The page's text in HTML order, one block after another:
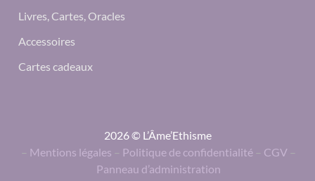
Livres, Cartes, Oracles
Accessoires
Cartes cadeaux
2026 © L’Âme’Ethisme
– Mentions légales – Politique de confidentialité – CGV –
Panneau d’administration